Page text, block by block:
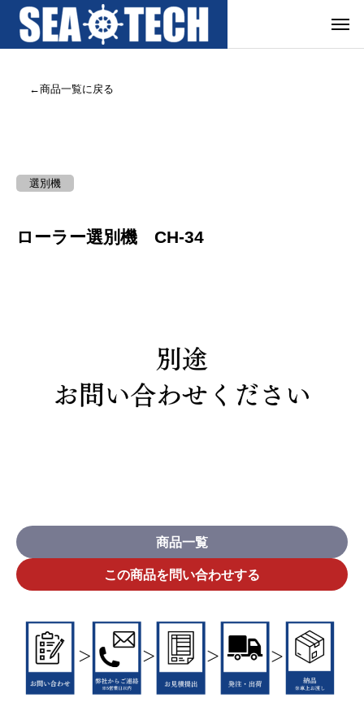
←商品一覧に戻る
選別機
ローラー選別機 CH-34
商品一覧
この商品を問い合わせする